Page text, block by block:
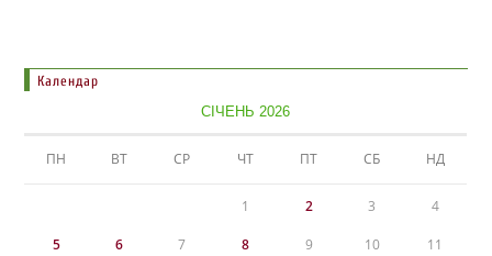
Календар
СІЧЕНЬ 2026
ПН ВТ СР ЧТ ПТ СБ НД
1 2 3 4
5 6 7 8 9 10 11